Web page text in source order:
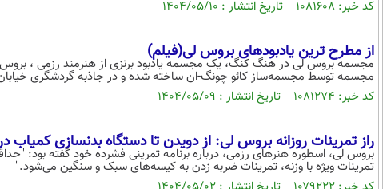
کد خبر: ۱۰۸۱۶۰۸ تاریخ انتشار : ۱۴۰۴/۰۵/۱۰
از مطرح ترین یادبودهای بروس لی(فیلم)
مجسمه توسط مجسمه‌ساز کائو چونگ-ان ساخته شده و در جاذبه گردشگری
کد خبر: ۱۰۸۱۲۷۴ تاریخ انتشار : ۱۴۰۴/۰۵/۰۹
راز تمرینات روزانه بروس لی: از دویدن تا دستگاه بدنسازی
بروس لی، اسطوره هنرهای رزمی، درباره برنامه تمرینی فشرده خود گفته بود:
تمرینات ویژه با وزنه، تمرینات ضربه زدن به کیسه‌های سبک و سنگین می‌شود."